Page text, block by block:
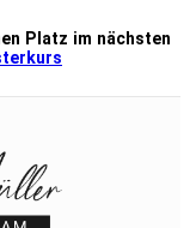
Platz im nächsten